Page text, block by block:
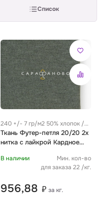
Список
240 +/- 7 гр/м2 50% хлопок /
50% полиэстер
Ткань Футер-петля 20/20 2х
нитка с лайкрой Кардное
В наличии
Мин. кол-во
для заказа 22 /кг.
956,88 ₽ за кг.